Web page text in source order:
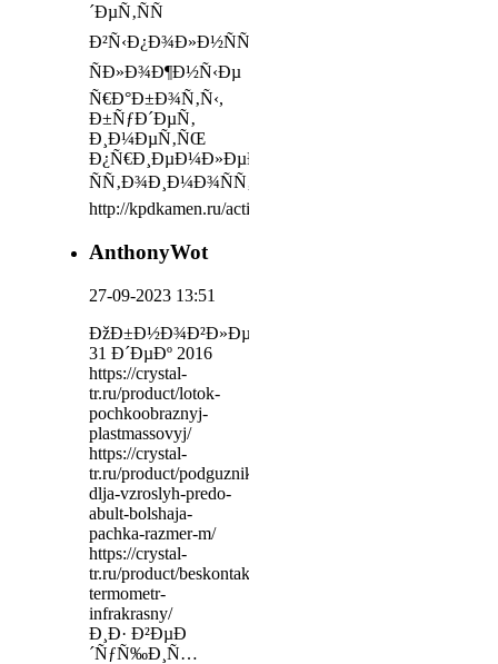
´ÐµÑ‚ÑÑ
Ð²Ñ‹Ð¿Ð¾Ð»Ð½ÑÑ‚ÑŒ
ÑÐ»Ð¾Ð¶Ð½Ñ‹Ðµ
Ñ€Ð°Ð±Ð¾Ñ‚Ñ‹,
Ð±ÑƒÐ´ÐµÑ‚
Ð¸Ð¼ÐµÑ‚ÑŒ
Ð¿Ñ€Ð¸ÐµÐ¼Ð»ÐµÐ¼ÑƒÑŽ
ÑÑ‚Ð¾Ð¸Ð¼Ð¾ÑÑ‚ÑŒ
http://kpdkamen.ru/actions/fireplaces/
AnthonyWot
27-09-2023 13:51
ÐžÐ±Ð½Ð¾Ð²Ð»ÐµÐ½Ð¾
31 Ð´ÐµÐº 2016
https://crystal-
tr.ru/product/lotok-
pochkoobraznyj-
plastmassovyj/
https://crystal-
tr.ru/product/podguzniki-
dlja-vzroslyh-predo-
abult-bolshaja-
pachka-razmer-m/
https://crystal-
tr.ru/product/beskontaktnyj-
termometr-
infrakrasny/
Ð¸Ð· Ð²ÐµÐ
´ÑƒÑ‰Ð¸Ñ…